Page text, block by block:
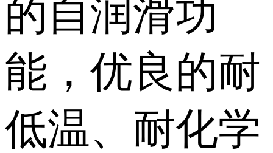
的自润滑功
能，优良的耐
低温、耐化学